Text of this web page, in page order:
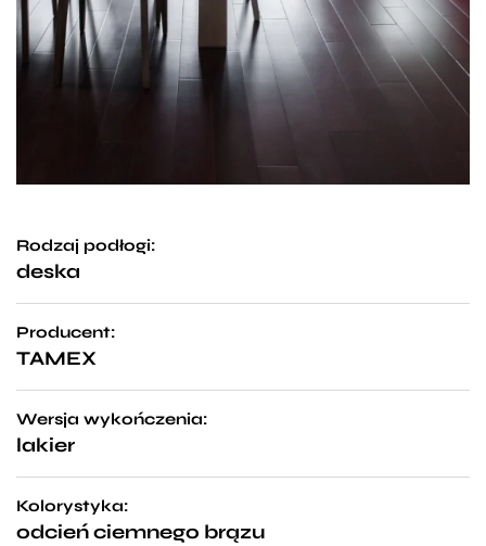
Rodzaj podłogi:
deska
Producent:
TAMEX
Wersja wykończenia:
lakier
Kolorystyka:
odcień ciemnego brązu